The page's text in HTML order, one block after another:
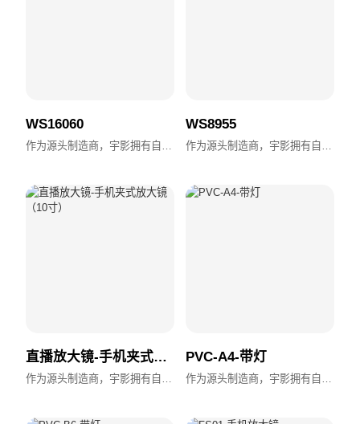
WS16060 WS8955
直播放大镜-手机夹式放大镜（10寸） PVC-A4-带灯